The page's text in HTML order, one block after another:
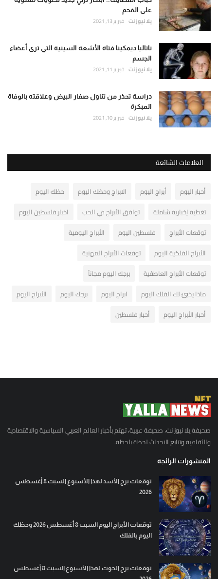
على الفحم
يلا نيوز نت فبراير 13, 2021
ناتاليا ديمكينا فتاة الأشعة السينية التي ترى أعضاء
الجسم
يلا نيوز نت فبراير 11, 2021
دراسة تحذر من تناول صفار البيض وعلاقته بالوفاة
المبكرة
يلا نيوز نت فبراير 10, 2021
العلامات الشائعة
أخبار اليوم أبراج اليوم الابراج وحظك اليوم
حظك اليوم
تغطية إخبارية شاملة
توافق الأبراج في الحب
اخبار فلسطين اليوم
توقعات الأبراج
فلسطين اليوم
الأبراج اليومية
الأبراج الفلكية اليوم
توقعات الأبراج المهنية
توقعات الأبراج العاطفية
برجك اليوم مجاناً
ماذا يخبئ لك الفلك اليوم
ابراج اليوم برجك اليوم
الأبراج اليوم
أخبار الأبراج اليوم
أخبار فلسطين
صحيفة يلا نيوز نت، صحيفة عربية، تهتم بأخبار العالم العربي السياسية والاقتصادية
والثقافية وتتابع الاحداث لحظة بلحظة.
المنشورات الرائجة
توقعات برج الأسد لهذا الأسبوع السبت 8 أغسطس
2026
توقعات الأبراج اليوم السبت 8 أغسطس 2026 وحظك
اليوم بالفلك
توقعات برج الحوت لهذا الأسبوع السبت 8 أغسطس